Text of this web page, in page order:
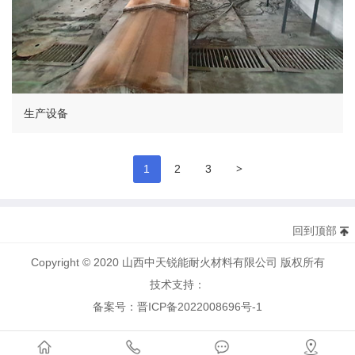
生产设备
1 2 3 >
回到顶部
Copyright © 2020 山西中天锐能耐火材料有限公司 版权所有
技术支持：
备案号：晋ICP备2022008696号-1